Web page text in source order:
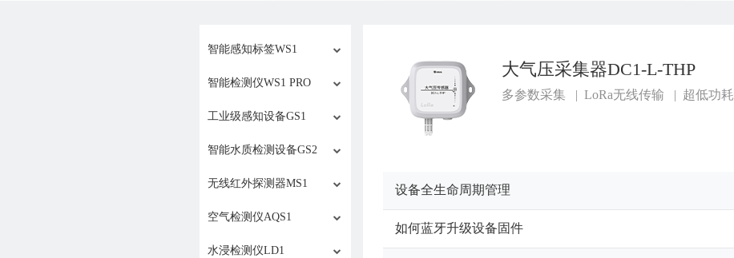
智能感知标签WS1
智能检测仪WS1 PRO
工业级感知设备GS1
智能水质检测设备GS2
无线红外探测器MS1
空气检测仪AQS1
水浸检测仪LD1
大气压采集器DC1-L-THP
多参数采集 | LoRa无线传输 | 超低功耗
设备全生命周期管理
如何蓝牙升级设备固件